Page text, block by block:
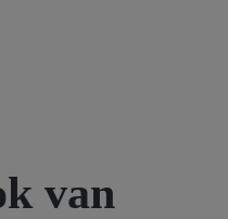
van